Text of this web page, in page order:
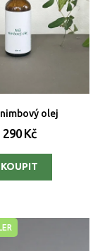
nimbový olej
290 Kč